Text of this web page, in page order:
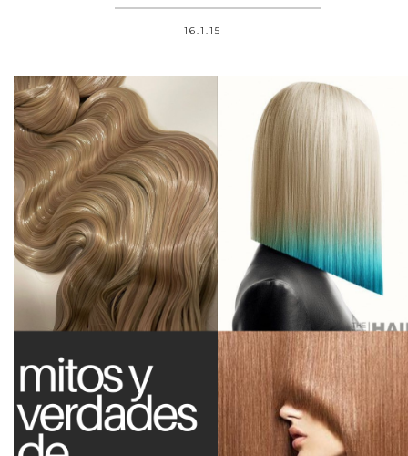
16.1.15